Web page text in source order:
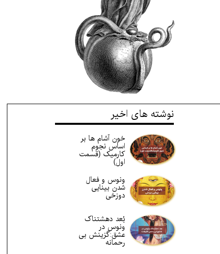
نوشته های اخیر
خون آشام ها بر
اساس نجوم
کارمیک (قسمت
اول)
ونوس و فعال
شدن بینایی
دوزخی
بُعد دهشتناک
ونوس در
عشق:گزینش بی
رحمانه